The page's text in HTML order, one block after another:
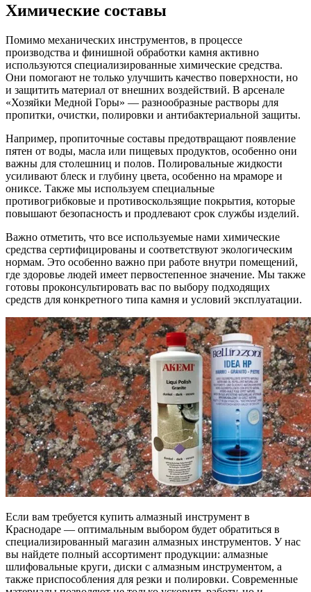
Химические составы
Помимо механических инструментов, в процессе
производства и финишной обработки камня активно
используются специализированные химические средства.
Они помогают не только улучшить качество поверхности, но
и защитить материал от внешних воздействий. В арсенале
«Хозяйки Медной Горы» — разнообразные растворы для
пропитки, очистки, полировки и антибактериальной защиты.
Например, пропиточные составы предотвращают появление
пятен от воды, масла или пищевых продуктов, особенно они
важны для столешниц и полов. Полировальные жидкости
усиливают блеск и глубину цвета, особенно на мраморе и
ониксе. Также мы используем специальные
противогрибковые и противоскользящие покрытия, которые
повышают безопасность и продлевают срок службы изделий.
Важно отметить, что все используемые нами химические
средства сертифицированы и соответствуют экологическим
нормам. Это особенно важно при работе внутри помещений,
где здоровье людей имеет первостепенное значение. Мы также
готовы проконсультировать вас по выбору подходящих
средств для конкретного типа камня и условий эксплуатации.
Если вам требуется купить алмазный инструмент в
Краснодаре — оптимальным выбором будет обратиться в
специализированный магазин алмазных инструментов. У нас
вы найдете полный ассортимент продукции: алмазные
шлифовальные круги, диски с алмазным инструментом, а
также приспособления для резки и полировки. Современные